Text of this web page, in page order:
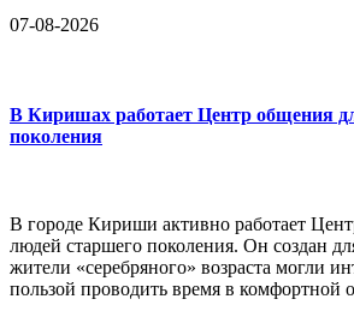
07-08-2026
В Киришах работает Центр общения
поколения
В городе Кириши активно работает
людей старшего поколения. Он создан
жители «серебряного» возраста могли
пользой проводить время в комфортной